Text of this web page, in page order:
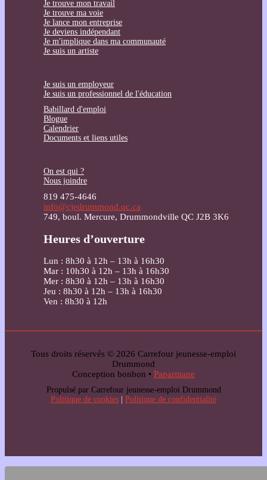
Je trouve mon travail
Je trouve ma voie
Je lance mon entreprise
Je deviens indépendant
Je m'implique dans ma communauté
Je suis un artiste
Je suis un employeur
Je suis un professionnel de l'éducation
Babillard d'emploi
Blogue
Calendrier
Documents et liens utiles
On est qui ?
Nous joindre
819 475-4646
info@cjedrummond.qc.ca
749, boul. Mercure, Drummondville QC J2B 3K6
Heures d’ouverture
Lun : 8h30 à 12h – 13h à 16h30
Mar : 10h30 à 12h – 13h à 16h30
Mer : 8h30 à 12h – 13h à 16h30
Jeu : 8h30 à 12h – 13h à 16h30
Ven : 8h30 à 12h
Tous droits réservés © 2026 Carrefour jeunesse-emploi
Drummond
Conception bonbon • Paparmane
Propulsé par Carrefour jeunesse-emploi Drummond
Politique de cookies | Politique de confidentialité